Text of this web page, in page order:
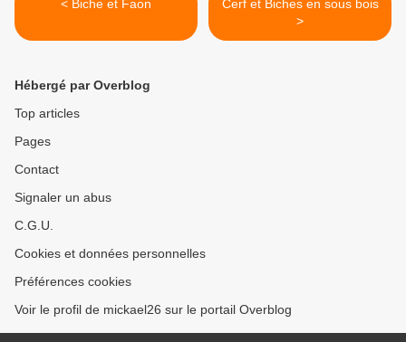
< Biche et Faon
Cerf et Biches en sous bois
>
Hébergé par Overblog
Top articles
Pages
Contact
Signaler un abus
C.G.U.
Cookies et données personnelles
Préférences cookies
Voir le profil de mickael26 sur le portail Overblog